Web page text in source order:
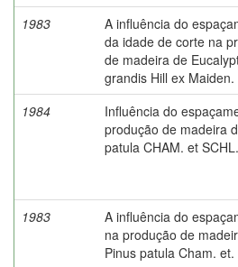
1983
A influência do
da idade de corte na
de madeira de
grandis Hill ex Maiden.
1984
Influência do
produção de madeira
patula CHAM. et SCHL.
1983
A influência do
na produção de
Pinus patula Cham. et.